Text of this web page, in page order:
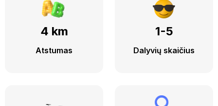
4 km
Atstumas
1-5
Dalyvių skaičius